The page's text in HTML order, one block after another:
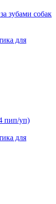
зубами собак
для
пип/уп)
для